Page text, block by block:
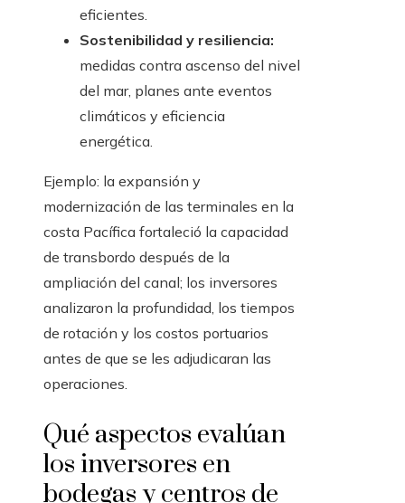
eficientes.
Sostenibilidad y resiliencia:
medidas contra ascenso del nivel
del mar, planes ante eventos
climáticos y eficiencia
energética.
Ejemplo: la expansión y
modernización de las terminales en la
costa Pacífica fortaleció la capacidad
de transbordo después de la
ampliación del canal; los inversores
analizaron la profundidad, los tiempos
de rotación y los costos portuarios
antes de que se les adjudicaran las
operaciones.
Qué aspectos evalúan
los inversores en
bodegas y centros de